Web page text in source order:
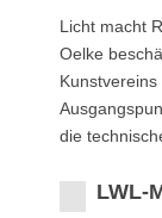
Licht macht
Oelke
die
LWL-